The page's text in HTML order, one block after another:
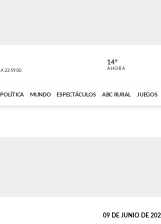
A 23:59:00 ABC CARDINAL
14º
AHORA
POLÍTICA MUNDO ESPECTÁCULOS ABC RURAL JUEGOS
09 DE JUNIO DE